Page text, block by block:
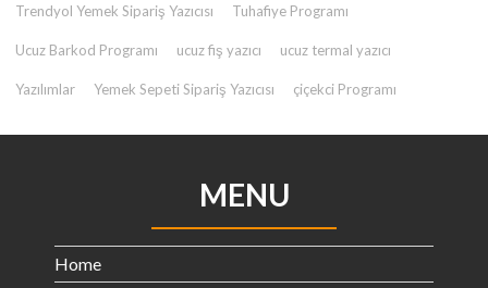
Trendyol Yemek Sipariş Yazıcısı Tuhafiye Programı
Ucuz Barkod Programı ucuz fiş yazıcı ucuz termal yazıcı
Yazılımlar Yemek Sepeti Sipariş Yazıcısı çiçekci Programı
MENU
Home